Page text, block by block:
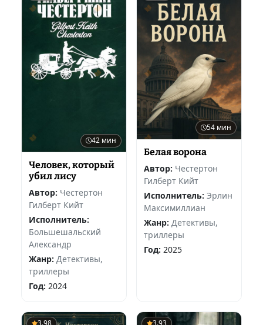
42 мин
Человек, который
убил лису
Автор: Честертон
Гилберт Кийт
Исполнитель:
Большешальский
Александр
Жанр: Детективы,
триллеры
Год: 2024
54 мин
Белая ворона
Автор: Честертон
Гилберт Кийт
Исполнитель: Эрлин
Максимиллиан
Жанр: Детективы,
триллеры
Год: 2025